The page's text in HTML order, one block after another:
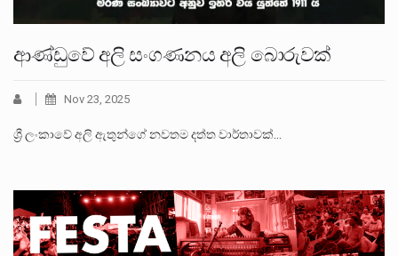
ආණ්ඩුවේ අලි සංගණනය අලි බොරුවක්
Nov 23, 2025
ශ්‍රී ලංකාවේ අලි ඇතුන්ගේ නවතම දත්ත වාර්තාවක්…